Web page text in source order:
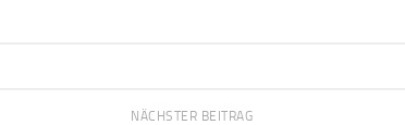
NÄCHSTER BEITRAG